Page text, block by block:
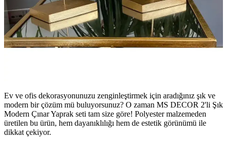
Ev ve ofis dekorasyonunuzu zenginleştirmek için aradığınız şık ve
modern bir çözüm mü buluyorsunuz? O zaman MS DECOR 2'li Şık
Modern Çınar Yaprak seti tam size göre! Polyester malzemeden
üretilen bu ürün, hem dayanıklılığı hem de estetik görünümü ile
dikkat çekiyor.